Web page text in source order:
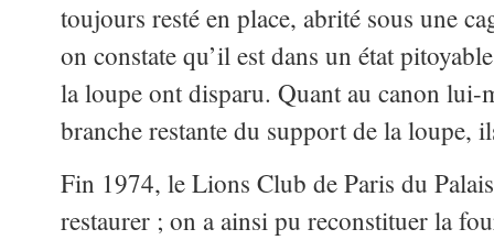
toujours resté en place, abrité sous une
on constate qu’il est dans un état
la loupe ont disparu. Quant au canon lui-
branche restante du support de la loupe,
Fin 1974, le Lions Club de Paris du
restaurer ; on a ainsi pu reconstituer la